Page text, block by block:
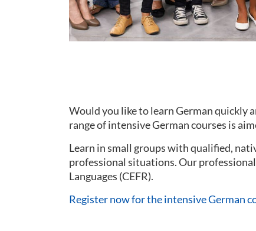
Would you like to learn German quickly
range of intensive German courses is
Learn in small groups with qualified,
professional situations. Our
Languages (CEFR).
Register now for the intensive German